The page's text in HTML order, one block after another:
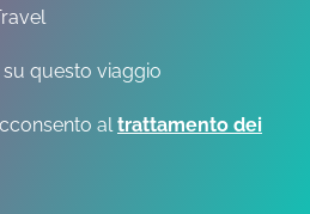
questo viaggio
altrattamento dei